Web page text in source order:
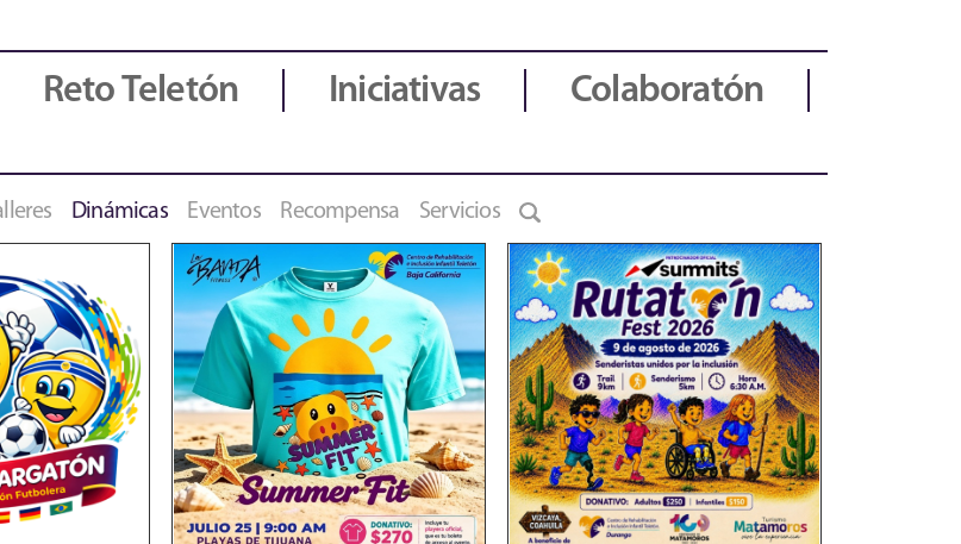
Reto Teletón Iniciativas
Colaboratón
Dinámicas Eventos Recompensa Servicios